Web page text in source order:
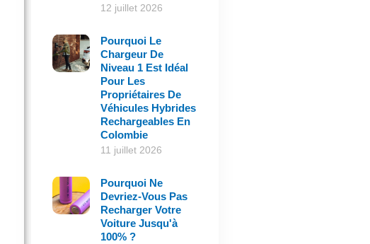
12 juillet 2026
Pourquoi Le
Chargeur De
Niveau 1 Est Idéal
Pour Les
Propriétaires De
Véhicules Hybrides
Rechargeables En
Colombie
11 juillet 2026
Pourquoi Ne
Devriez-Vous Pas
Recharger Votre
Voiture Jusqu'à
100% ?